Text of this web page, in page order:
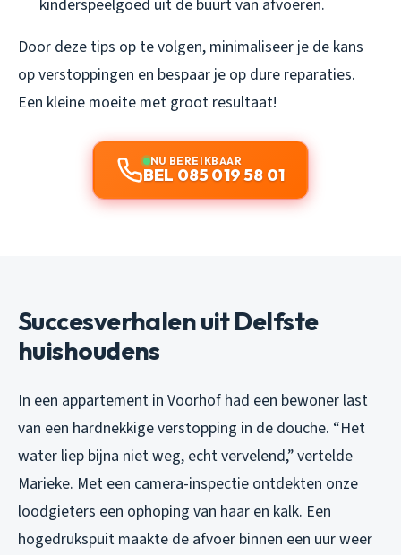
kinderspeelgoed uit de buurt van afvoeren.
Door deze tips op te volgen, minimaliseer je de kans
op verstoppingen en bespaar je op dure reparaties.
Een kleine moeite met groot resultaat!
NU BEREIKBAAR
BEL 085 019 58 01
Succesverhalen uit Delfste
huishoudens
In een appartement in Voorhof had een bewoner last
van een hardnekkige verstopping in de douche. “Het
water liep bijna niet weg, echt vervelend,” vertelde
Marieke. Met een camera-inspectie ontdekten onze
loodgieters een ophoping van haar en kalk. Een
hogedrukspuit maakte de afvoer binnen een uur weer